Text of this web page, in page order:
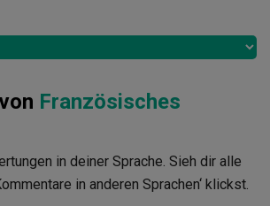
Französisches
in deiner Sprache. Sieh dir alle
in anderen Sprachen‘ klickst.